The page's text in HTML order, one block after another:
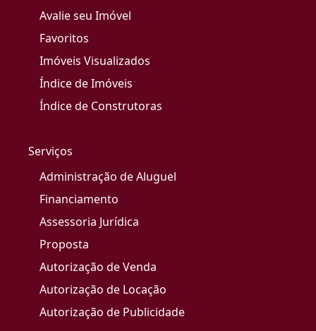
Avalie seu Imóvel
Favoritos
Imóveis Visualizados
Índice de Imóveis
Índice de Construtoras
Serviços
Administração de Aluguel
Financiamento
Assessoria Jurídica
Proposta
Autorização de Venda
Autorização de Locação
Autorização de Publicidade